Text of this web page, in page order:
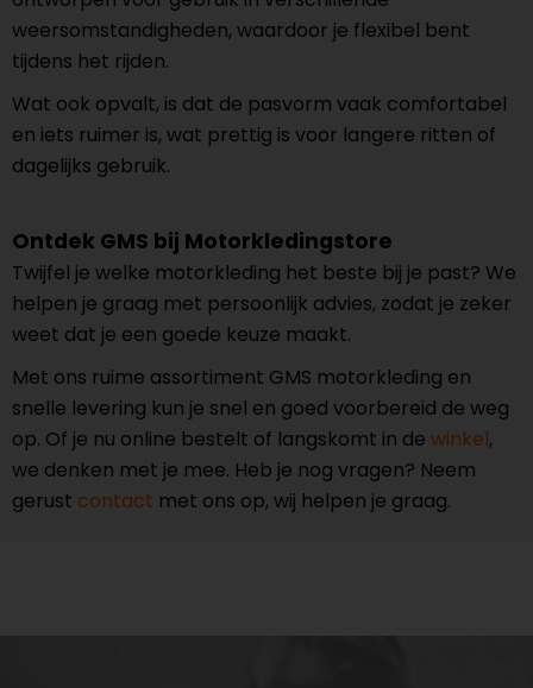
weersomstandigheden, waardoor je flexibel bent
tijdens het rijden.
Wat ook opvalt, is dat de pasvorm vaak comfortabel
en iets ruimer is, wat prettig is voor langere ritten of
dagelijks gebruik.
Ontdek GMS bij Motorkledingstore
Twijfel je welke motorkleding het beste bij je past? We
helpen je graag met persoonlijk advies, zodat je zeker
weet dat je een goede keuze maakt.
Met ons ruime assortiment GMS motorkleding en
snelle levering kun je snel en goed voorbereid de weg
op. Of je nu online bestelt of langskomt in de winkel,
we denken met je mee. Heb je nog vragen? Neem
gerust contact met ons op, wij helpen je graag.